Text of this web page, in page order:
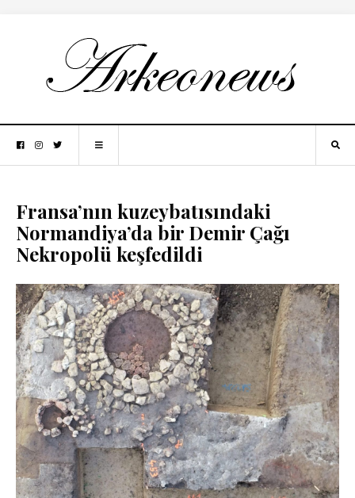
Fransa’nın kuzeybatısındaki
Normandiya’da bir Demir Çağı
Nekropolü keşfedildi